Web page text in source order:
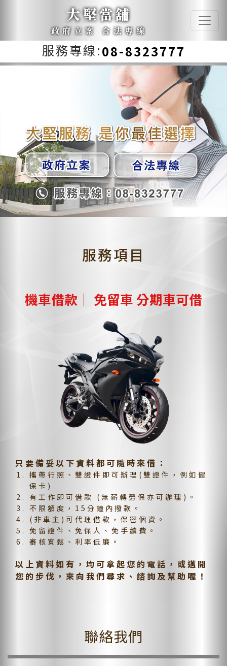
大堅當舖
政府立案 合法專線
服務專線:08-8323777
Previous Next
服務項目
機車借款│ 免留車 分期車可借
只要備妥以下資料都可隨時來借：
攜帶行照、雙證件即可辦理(雙證件，例如健
保卡)
有工作即可借款 (無薪轉勞保亦可辦理)。
不限額度，15分鐘內撥款。
(非車主)可代理借款，保密個資。
免留證件、免保人、免手續費。
審核寬鬆、利率低廉。
以上資料如有，均可拿起您的電話，或邁開
您的步伐，來向我們尋求、諮詢及幫助喔！
聯絡我們